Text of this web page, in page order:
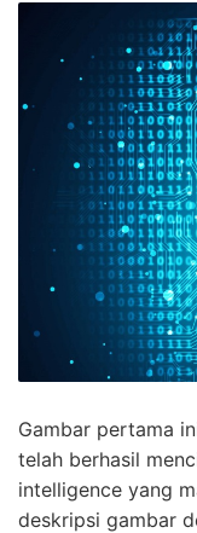
Gambar pertama
telah berhasil
intelligence yang
deskripsi gambar